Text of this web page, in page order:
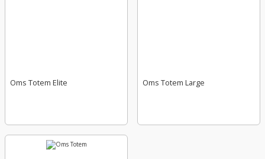
Oms Totem Elite Oms Totem Large